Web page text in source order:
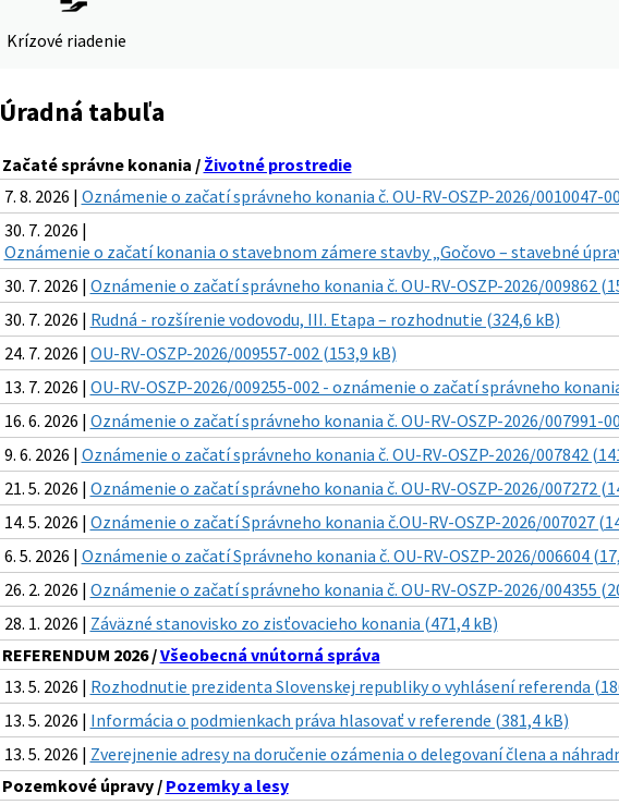
Krízové riadenie
Úradná tabuľa
Začaté správne konania / Životné prostredie
7. 8. 2026 | Oznámenie o začatí správneho konania č. OU-RV-OSZP-2026/0010047-
30. 7. 2026 |
Oznámenie o začatí konania o stavebnom zámere stavby „Gočovo – stavebné
30. 7. 2026 | Oznámenie o začatí správneho konania č. OU-RV-OSZP-2026/009862
30. 7. 2026 | Rudná - rozšírenie vodovodu, III. Etapa – rozhodnutie (324,6 kB)
24. 7. 2026 | OU-RV-OSZP-2026/009557-002 (153,9 kB)
13. 7. 2026 | OU-RV-OSZP-2026/009255-002 - oznámenie o začatí správneho
16. 6. 2026 | Oznámenie o začatí správneho konania č. OU-RV-OSZP-2026/007991-
9. 6. 2026 | Oznámenie o začatí správneho konania č. OU-RV-OSZP-2026/007842
21. 5. 2026 | Oznámenie o začatí správneho konania č. OU-RV-OSZP-2026/007272
14. 5. 2026 | Oznámenie o začatí Správneho konania č.OU-RV-OSZP-2026/007027
6. 5. 2026 | Oznámenie o začatí Správneho konania č. OU-RV-OSZP-2026/006604
26. 2. 2026 | Oznámenie o začatí správneho konania č. OU-RV-OSZP-2026/004355
28. 1. 2026 | Záväzné stanovisko zo zisťovacieho konania (471,4 kB)
REFERENDUM 2026 /Všeobecná vnútorná správa
13. 5. 2026 | Rozhodnutie prezidenta Slovenskej republiky o vyhlásení referenda
13. 5. 2026 | Informácia o podmienkach práva hlasovať v referende (381,4 kB)
13. 5. 2026 | Zverejnenie adresy na doručenie ozámenia o delegovaní člena a
Pozemkové úpravy / Pozemky a lesy